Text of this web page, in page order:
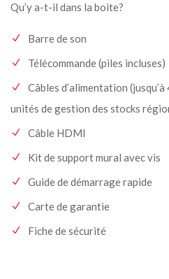
Qu’y a-t-il dans la boite?
Barre de son
Télécommande (piles incluses)
Câbles d’alimentation
unités de gestion des stocks
Câble HDMI
Kit de support mural avec vis
Guide de démarrage rapide
Carte de garantie
Fiche de sécurité